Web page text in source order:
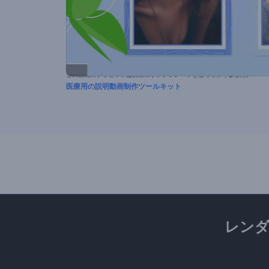
この動画のプリセットは次に示すテンプレートを使って作りました。
医療用の説明動画制作ツールキット
レン